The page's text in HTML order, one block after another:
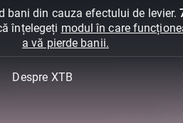
bani din cauza efectului de levier.
înțelegeți modul în care
a vă pierde banii.
Despre XTB